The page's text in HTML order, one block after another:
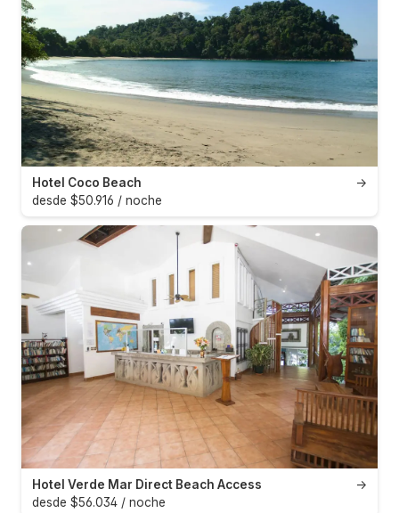
→
Hotel Coco Beach
desde $50.916 / noche
→
Hotel Verde Mar Direct Beach Access
desde $56.034 / noche